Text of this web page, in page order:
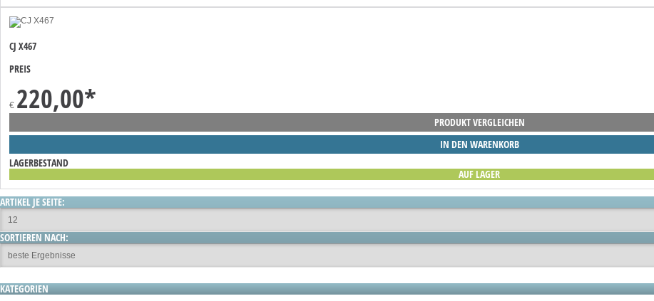
CJ X467
PREIS
€ 220,00*
PRODUKT VERGLEICHEN
IN DEN WARENKORB
LAGERBESTAND
AUF LAGER
ARTIKEL JE SEITE:
SORTIEREN NACH:
KATEGORIEN